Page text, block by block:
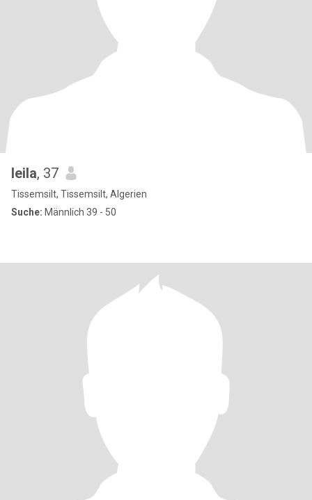
leila, 37
Tissemsilt, Tissemsilt, Algerien
Suche: Männlich 39 - 50